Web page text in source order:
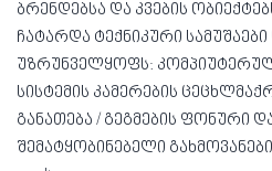
ბრენდებსა და კვების
ჩატარდა ტექნიკური სამუშაები
უზრუნველყოფს:
სისტემის კამერების
განათება / გეგმების ფონური
შემატყობინებელი